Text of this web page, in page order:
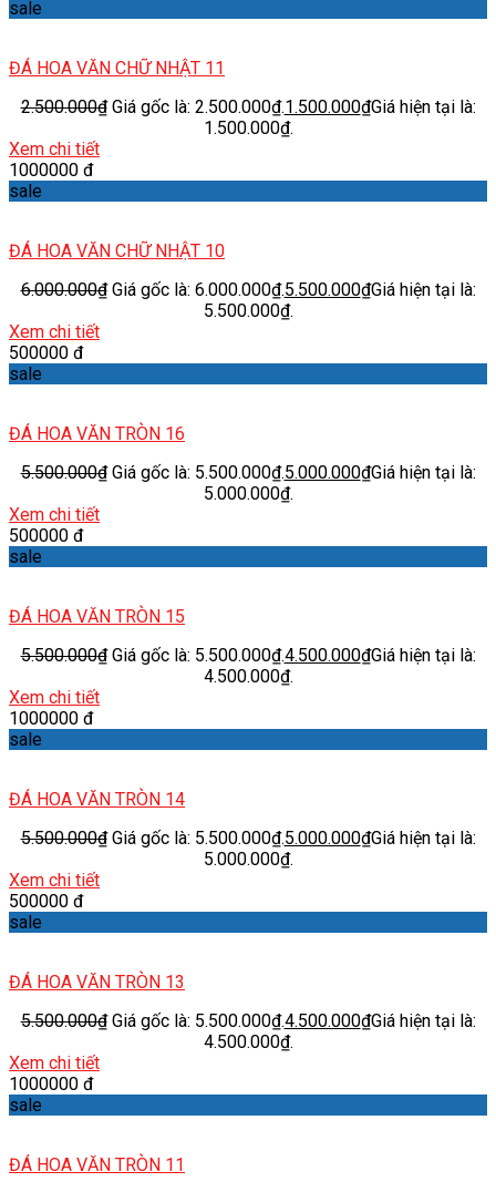
sale
ĐÁ HOA VĂN CHỮ NHẬT 11
2.500.000₫ Giá gốc là: 2.500.000₫.1.500.000₫Giá hiện tại là:
1.500.000₫.
Xem chi tiết
1000000 đ
sale
ĐÁ HOA VĂN CHỮ NHẬT 10
6.000.000₫ Giá gốc là: 6.000.000₫.5.500.000₫Giá hiện tại là:
5.500.000₫.
Xem chi tiết
500000 đ
sale
ĐÁ HOA VĂN TRÒN 16
5.500.000₫ Giá gốc là: 5.500.000₫.5.000.000₫Giá hiện tại là:
5.000.000₫.
Xem chi tiết
500000 đ
sale
ĐÁ HOA VĂN TRÒN 15
5.500.000₫ Giá gốc là: 5.500.000₫.4.500.000₫Giá hiện tại là:
4.500.000₫.
Xem chi tiết
1000000 đ
sale
ĐÁ HOA VĂN TRÒN 14
5.500.000₫ Giá gốc là: 5.500.000₫.5.000.000₫Giá hiện tại là:
5.000.000₫.
Xem chi tiết
500000 đ
sale
ĐÁ HOA VĂN TRÒN 13
5.500.000₫ Giá gốc là: 5.500.000₫.4.500.000₫Giá hiện tại là:
4.500.000₫.
Xem chi tiết
1000000 đ
sale
ĐÁ HOA VĂN TRÒN 11